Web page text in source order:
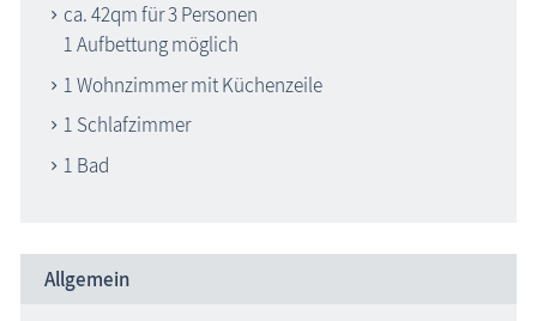
ca. 42qm für 3 Personen
1 Aufbettung möglich
1 Wohnzimmer mit Küchenzeile
1 Schlafzimmer
1 Bad
Allgemein